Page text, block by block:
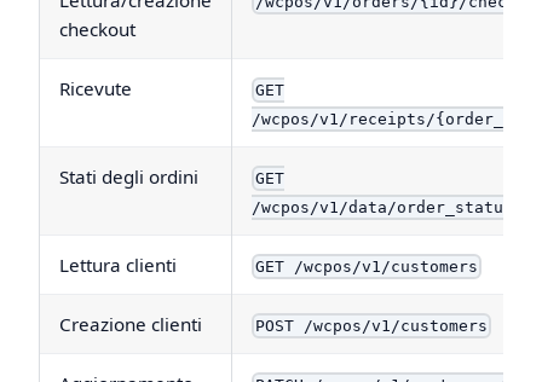
checkout
Ricevute
GET
/wcpos/v1/receipts/{order_id}
Stati degli ordini
GET
/wcpos/v1/data/order_statuses
Lettura clienti GET /wcpos/v1/customers
Creazione clienti POST /wcpos/v1/customers